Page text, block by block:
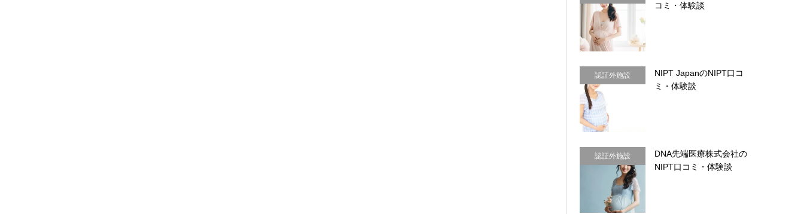
コミ・体験談
認証外施設
NIPT JapanのNIPT口コ
ミ・体験談
認証外施設
DNA先端医療株式会社の
NIPT口コミ・体験談